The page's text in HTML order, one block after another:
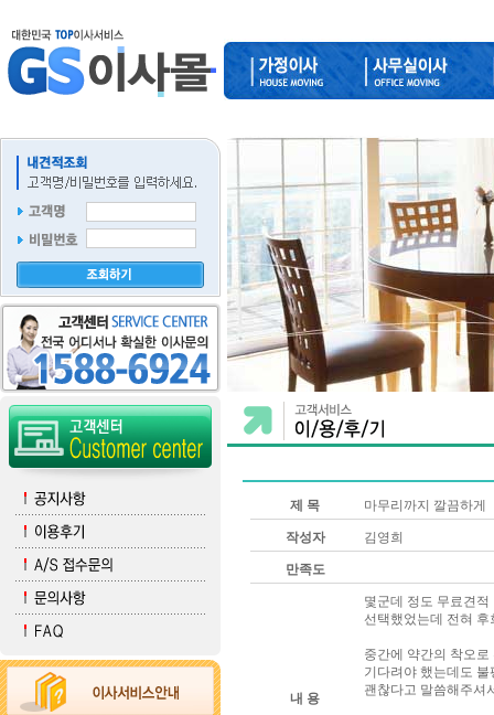
제 목 마무리까지 깔끔하게
작성자 김영희
만족도
내 용
몇군데 정도 무료견
선택했었는데 전혀
중간에 약간의 착오
기다려야 했는데도
괜찮다고 말씀해주셔